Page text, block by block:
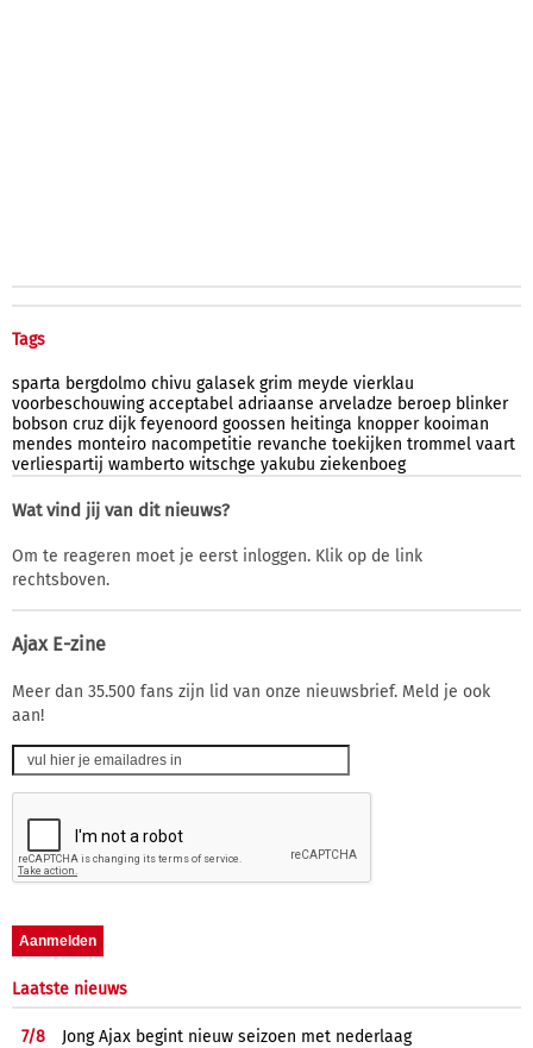
Tags
sparta bergdolmo chivu galasek grim meyde vierklau
voorbeschouwing acceptabel adriaanse arveladze beroep blinker
bobson cruz dijk feyenoord goossen heitinga knopper kooiman
mendes monteiro nacompetitie revanche toekijken trommel vaart
verliespartij wamberto witschge yakubu ziekenboeg
Wat vind jij van dit nieuws?
Om te reageren moet je eerst inloggen. Klik op de link
rechtsboven.
Ajax E-zine
Meer dan 35.500 fans zijn lid van onze nieuwsbrief. Meld je ook
aan!
Laatste nieuws
7/8
Jong Ajax begint nieuw seizoen met nederlaag